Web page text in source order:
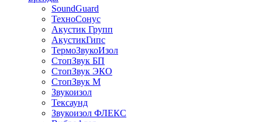
SoundGuard
ТехноСонус
Акустик Групп
АкустикГипс
ТермоЗвукоИзол
СтопЗвук БП
СтопЗвук ЭКО
СтопЗвук М
Звукоизол
Тексаунд
Звукоизол ФЛЕКС